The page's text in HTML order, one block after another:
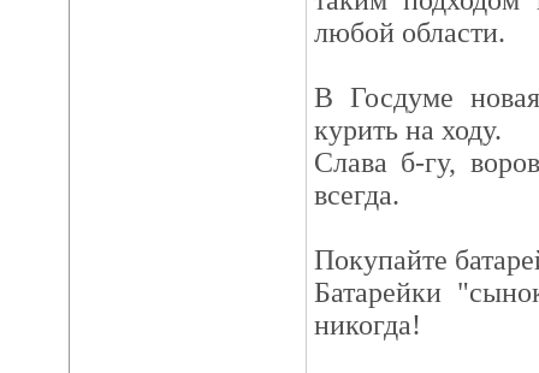
любой области.
В Госдуме
курить на ходу.
Слава б-гу,
всегда.
Покупайте
Батарейки
никогда!